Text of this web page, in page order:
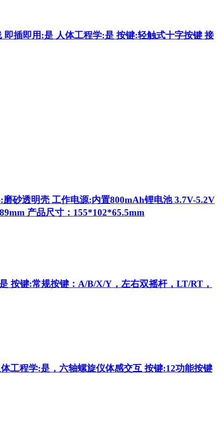
插即用:是 人体工程学:是 按键:轻触式十字按键 接
砂透明壳 工作电源:内置800mAh锂电池 3.7V-5.2V
产品尺寸：155*102*65.5mm
按键:常规按键：A/B/X/Y，左右双摇杆，LT/RT，
工程学:是，六轴螺旋仪体感交互 按键:12功能按键